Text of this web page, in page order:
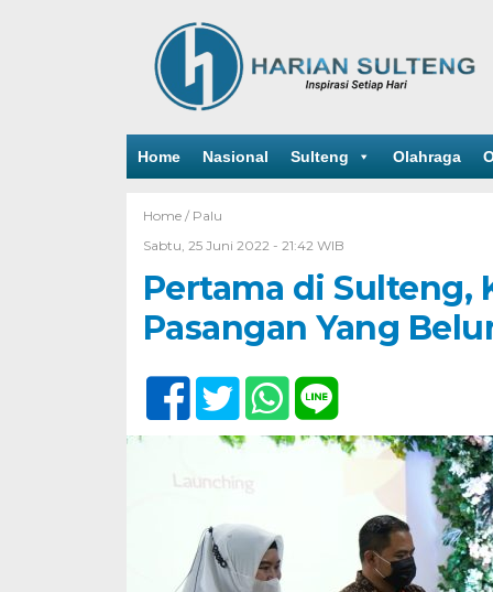
Home Nasional Sulteng Olahraga
Home / Palu
Sabtu, 25 Juni 2022 - 21:42 WIB
Pertama di Sulteng,
Pasangan Yang